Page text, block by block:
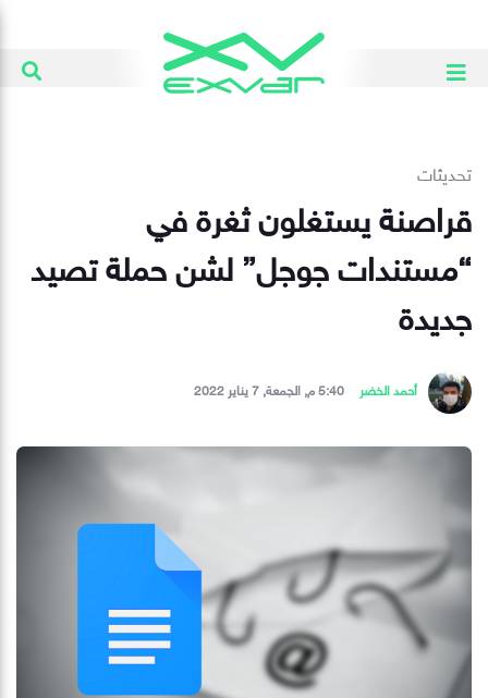
تحديثات
قراصنة يستغلون ثغرة في
“مستندات جوجل” لشن حملة تصيد
جديدة
أحمد الخضر 5:40 م, الجمعة, 7 يناير 2022